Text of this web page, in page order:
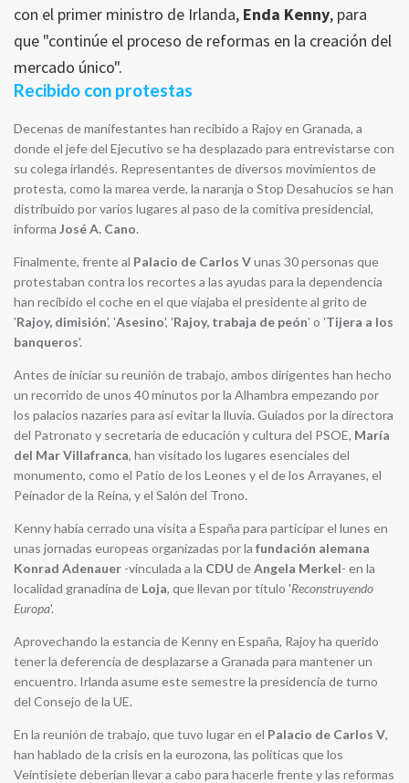
con el primer ministro de Irlanda, Enda Kenny, para
que "continúe el proceso de reformas en la creación del
mercado único".
Recibido con protestas
Decenas de manifestantes han recibido a Rajoy en Granada, a
donde el jefe del Ejecutivo se ha desplazado para entrevistarse con
su colega irlandés. Representantes de diversos movimientos de
protesta, como la marea verde, la naranja o Stop Desahucios se han
distribuido por varios lugares al paso de la comitiva presidencial,
informa José A. Cano.
Finalmente, frente al Palacio de Carlos Vunas 30 personas que
protestaban contra los recortes a las ayudas para la dependencia
han recibido el coche en el que viajaba el presidente al grito de
'Rajoy, dimisión', 'Asesino', 'Rajoy, trabaja de peón' o 'Tijera a los
banqueros'.
Antes de iniciar su reunión de trabajo, ambos dirigentes han hecho
un recorrido de unos 40 minutos por la Alhambra empezando por
los palacios nazaríes para así evitar la lluvia. Guiados por la directora
del Patronato y secretaria de educación y cultura del PSOE, María
del Mar Villafranca, han visitado los lugares esenciales del
monumento, como el Patio de los Leones y el de los Arrayanes, el
Peinador de la Reina, y el Salón del Trono.
Kenny había cerrado una visita a España para participar el lunes en
unas jornadas europeas organizadas por la fundación alemana
Konrad Adenauer -vinculada a la CDU deAngela Merkel- en la
localidad granadina de Loja, que llevan por título 'Reconstruyendo
Europa'.
Aprovechando la estancia de Kenny en España, Rajoy ha querido
tener la deferencia de desplazarse a Granada para mantener un
encuentro. Irlanda asume este semestre la presidencia de turno
del Consejo de la UE.
En la reunión de trabajo, que tuvo lugar en el Palacio de Carlos V,
han hablado de la crisis en la eurozona, las políticas que los
Veintisiete deberían llevar a cabo para hacerle frente y las reformas